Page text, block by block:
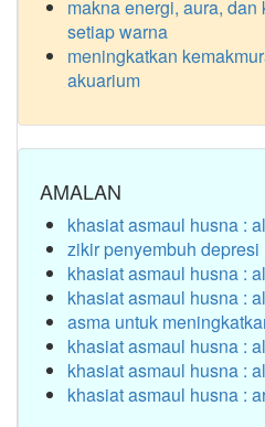
makna energi, aura,
setiap warna
meningkatkan
akuarium
AMALAN
khasiat asmaul husna :
zikir penyembuh depresi
khasiat asmaul husna :
khasiat asmaul husna :
asma untuk
khasiat asmaul husna :
khasiat asmaul husna :
khasiat asmaul husna :